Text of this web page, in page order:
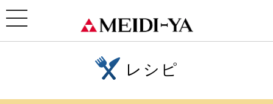
toggle
navigation
レシピ